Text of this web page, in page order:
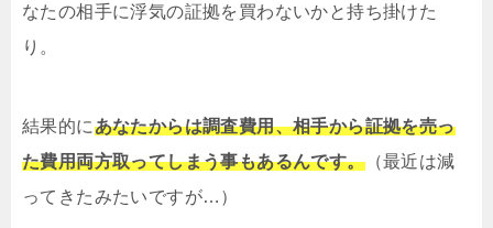
なたの相手に浮気の証拠を買わないかと持ち掛けた
り。
結果的にあなたからは調査費用、相手から証拠を売っ
た費用両方取ってしまう事もあるんです。（最近は減
ってきたみたいですが…）